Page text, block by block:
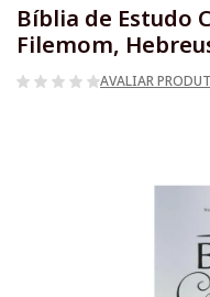
Bíblia de Estudo
Filemom,
AVALIAR